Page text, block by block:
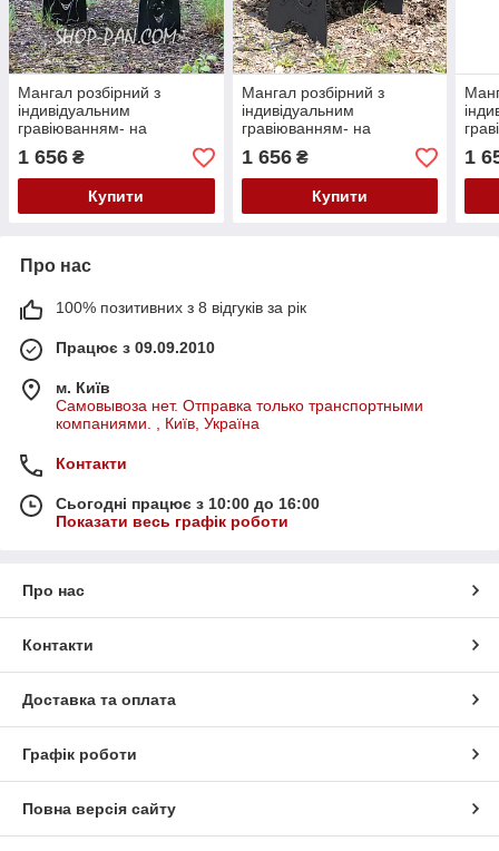
Мангал розбірний з
індивідуальним
гравіюванням- на
подарунок
1 656 ₴
Купити
Мангал розбірний з
індивідуальним
гравіюванням- на
подарунок
1 656₴
Купити
1
Про нас
100% позитивних з 8 відгуків за рік
Працює з 09.09.2010
м. Київ
Самовывоза нет. Отправка только транспортными
компаниями. , Київ, Україна
Контакти
Сьогодні працює з 10:00 до 16:00
Показати весь графік роботи
Про нас
Контакти
Доставка та оплата
Графік роботи
Повна версія сайту